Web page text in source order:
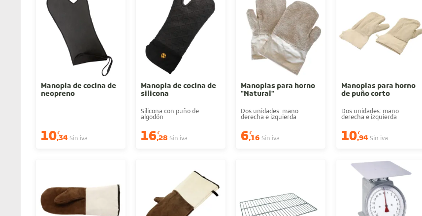
Manopla de cocina de
neopreno
10€
,34 Sin iva
Manopla de cocina de
silicona
Silicona con puño de
algodón
16€
,28 Sin iva
Manoplas para horno
"Natural"
Dos unidades: mano
derecha e izquierda
6€
,16 Sin iva
Manoplas para horno
de puño corto
Dos unidades: mano
derecha e izquierda
10€
,94 Sin iva